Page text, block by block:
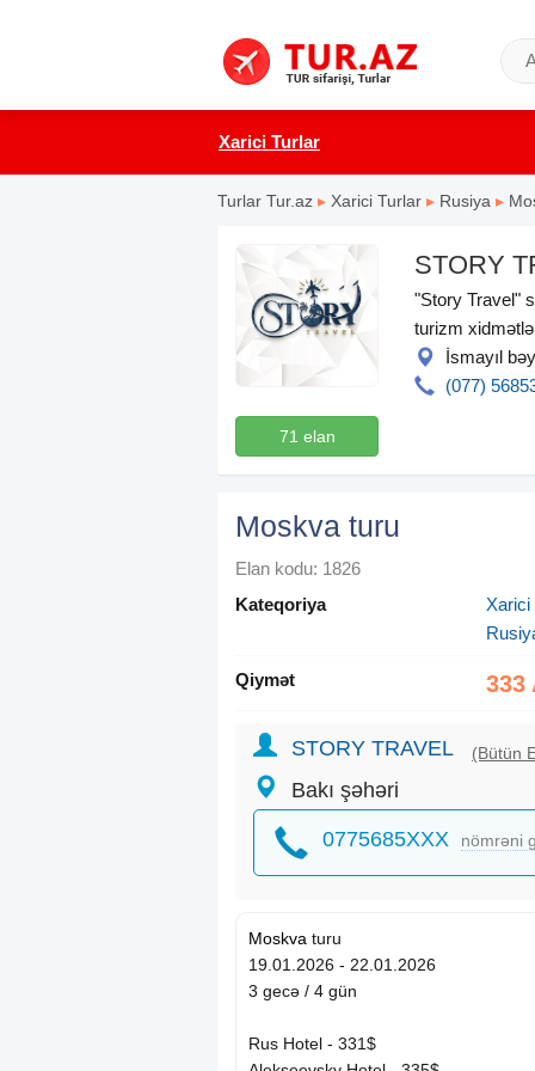
Xarici Turlar
Turlar Tur.az ▸ Xarici Turlar ▸ Rusiya ▸
71 elan
STORY
"Story Travel"
turizm
İsmayıl
(077)
Moskva turu
Elan kodu: 1826
Kateqoriya
Xarici
Qiymət 333
STORY TRAVEL (Bütün
Bakı şəhəri
0775685XXX nömrəni
Moskva turu
19.01.2026 - 22.01.2026
3 gecə / 4 gün
Rus Hotel - 331$